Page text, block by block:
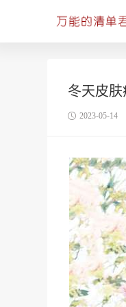
冬天皮
2023-05-14